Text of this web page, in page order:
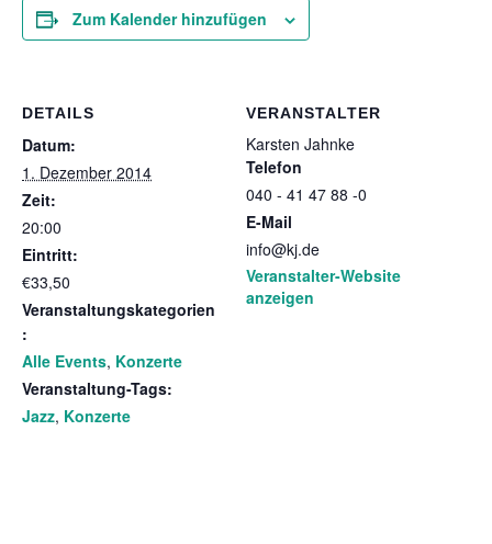
Zum Kalender hinzufügen
DETAILS
Datum:
1. Dezember 2014
Zeit:
20:00
Eintritt:
€33,50
Veranstaltungskategorien
:
Alle Events, Konzerte
Veranstaltung-Tags:
Jazz, Konzerte
VERANSTALTER
Karsten Jahnke
Telefon
040 - 41 47 88 -0
E-Mail
info@kj.de
Veranstalter-Website
anzeigen